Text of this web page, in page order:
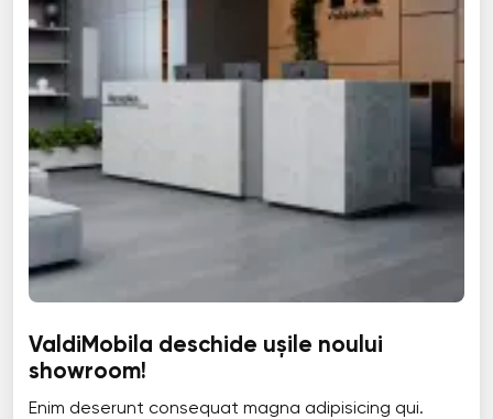
ValdiMobila deschide ușile noului
showroom!
Enim deserunt consequat magna adipisicing qui.